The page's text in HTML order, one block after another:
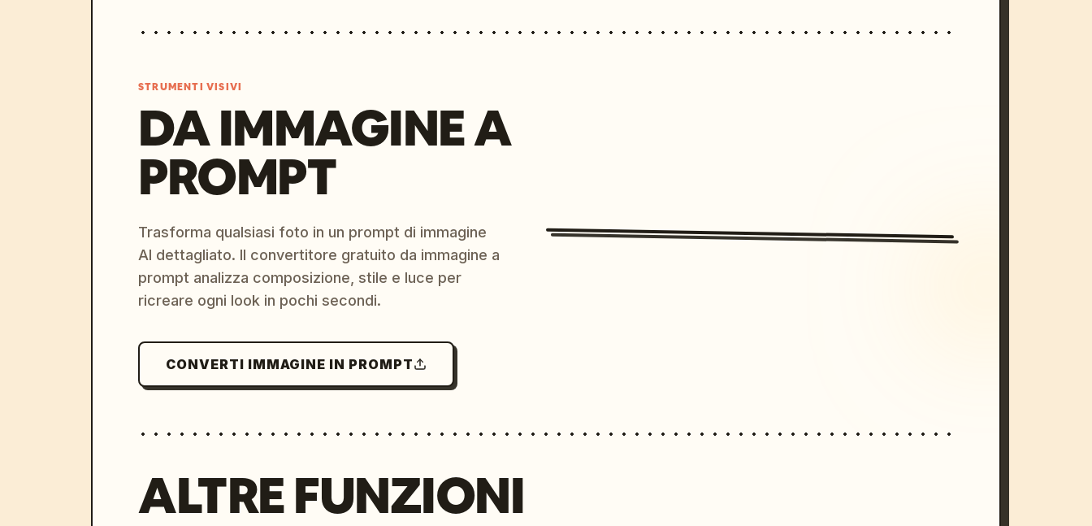
STRUMENTI VISIVI
DA IMMAGINE A
PROMPT
Trasforma qualsiasi foto in un prompt di immagine
AI dettagliato. Il convertitore gratuito da immagine a
prompt analizza composizione, stile e luce per
ricreare ogni look in pochi secondi.
CONVERTI IMMAGINE IN PROMPT
ALTRE FUNZIONI